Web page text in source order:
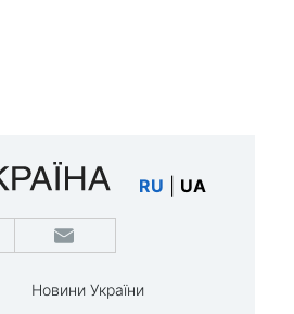
RU UA
Новини України